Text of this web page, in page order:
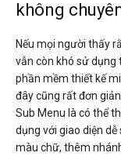
không
Nếu mọi người thấy
vẫn còn khó sử dụng
phần mềm thiết kế
đây cũng rất đơn
Sub Menu là có thể
dụng với giao diện
màu chữ, thêm